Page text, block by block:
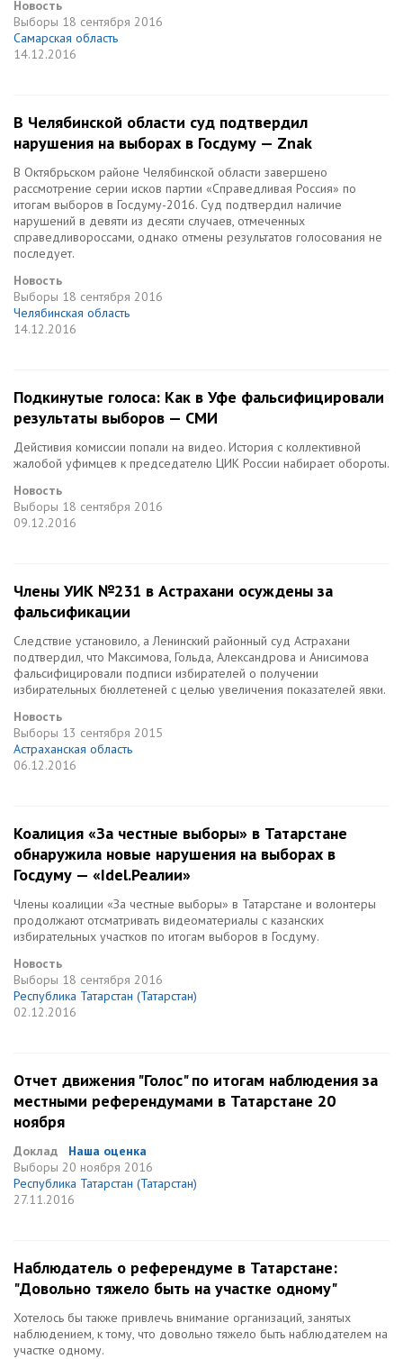
Новость
Выборы 18 сентября 2016
Самарская область
14.12.2016
В Челябинской области суд подтвердил
нарушения на выборах в Госдуму — Znak
В Октябрьском районе Челябинской области завершено
рассмотрение серии исков партии «Справедливая Россия» по
итогам выборов в Госдуму-2016. Суд подтвердил наличие
нарушений в девяти из десяти случаев, отмеченных
справедливороссами, однако отмены результатов голосования не
последует.
Новость
Выборы 18 сентября 2016
Челябинская область
14.12.2016
Подкинутые голоса: Как в Уфе фальсифицировали
результаты выборов — СМИ
Дейстивия комиссии попали на видео. История с коллективной
жалобой уфимцев к председателю ЦИК России набирает обороты.
Новость
Выборы 18 сентября 2016
09.12.2016
Члены УИК №231 в Астрахани осуждены за
фальсификации
Следствие установило, а Ленинский районный суд Астрахани
подтвердил, что Максимова, Гольда, Александрова и Анисимова
фальсифицировали подписи избирателей о получении
избирательных бюллетеней с целью увеличения показателей явки.
Новость
Выборы 13 сентября 2015
Астраханская область
06.12.2016
Коалиция «За честные выборы» в Татарстане
обнаружила новые нарушения на выборах в
Госдуму — «Idel.Реалии»
Члены коалиции «За честные выборы» в Татарстане и волонтеры
продолжают отсматривать видеоматериалы с казанских
избирательных участков по итогам выборов в Госдуму.
Новость
Выборы 18 сентября 2016
Республика Татарстан (Татарстан)
02.12.2016
Отчет движения "Голос" по итогам наблюдения за
местными референдумами в Татарстане 20
ноября
Доклад
Наша оценка
Выборы 20 ноября 2016
Республика Татарстан (Татарстан)
27.11.2016
Наблюдатель о референдуме в Татарстане:
"Довольно тяжело быть на участке одному"
Хотелось бы также привлечь внимание организаций, занятых
наблюдением, к тому, что довольно тяжело быть наблюдателем на
участке одному.